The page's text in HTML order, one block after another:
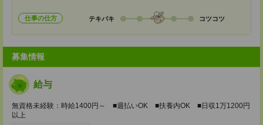
仕事の仕方 テキパキ コツコツ
募集情報
給与
無資格未経験：時給1400円～ ■週払いOK ■扶養内OK ■日収1万1200円
以上